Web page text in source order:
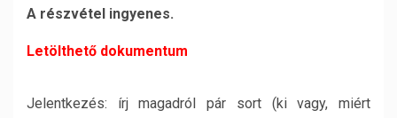
A részvétel ingyenes.
Letölthető dokumentum
Jelentkezés: írj magadról pár sort (ki vagy, miért